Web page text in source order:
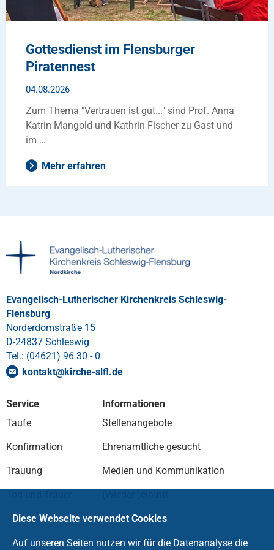
Gottesdienst im Flensburger
Piratennest
04.08.2026
Zum Thema "Vertrauen ist gut..." sind Prof. Anna
Katrin Mangold und Kathrin Fischer zu Gast und
im …
Mehr erfahren
Evangelisch-Lutherischer Kirchenkreis Schleswig-
Flensburg
Norderdomstraße 15
D-24837 Schleswig
Tel.: (04621) 96 30 - 0
kontakt@kirche-slfl.de
Service
Taufe
Konfirmation
Trauung
Informationen
Stellenangebote
Ehrenamtliche gesucht
Medien und Kommunikation
Kirche fördern
Soziale Medien
Diese Webseite verwendet Cookies
Auf unseren Seiten nutzen wir für die Datenanalyse die